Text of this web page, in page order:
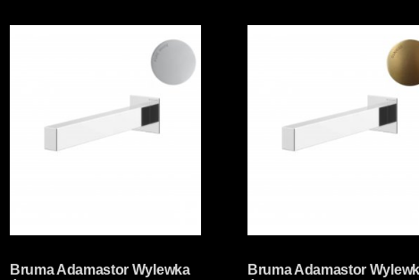
Bruma Adamastor Wylewka
Bruma Adamastor